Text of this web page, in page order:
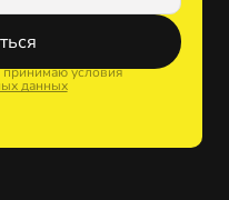
условия
данных